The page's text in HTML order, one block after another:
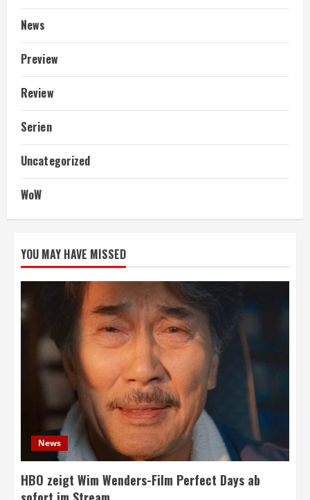
News
Preview
Review
Serien
Uncategorized
WoW
YOU MAY HAVE MISSED
News
HBO zeigt Wim Wenders-Film Perfect Days ab